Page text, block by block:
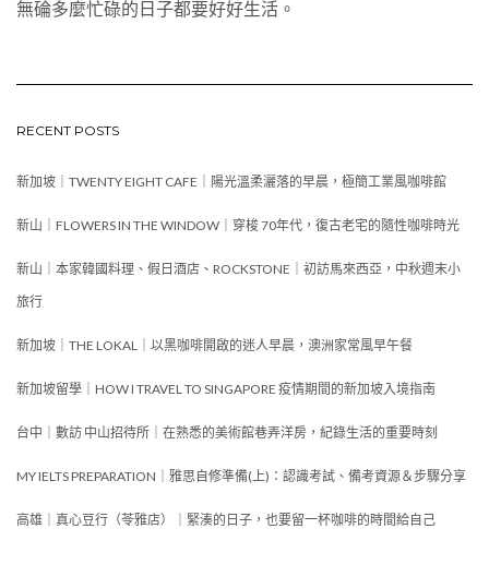
無碖多麼忙碌的日子都要好好生活。
RECENT POSTS
新加坡｜TWENTY EIGHT CAFE｜陽光溫柔灑落的早晨，極簡工業風咖啡館
新山｜FLOWERS IN THE WINDOW｜穿梭 70年代，復古老宅的隨性咖啡時光
新山｜本家韓國料理、假日酒店、ROCKSTONE｜初訪馬來西亞，中秋週末小
旅行
新加坡｜THE LOKAL｜以黑咖啡開啟的迷人早晨，澳洲家常風早午餐
新加坡留學｜HOW I TRAVEL TO SINGAPORE 疫情期間的新加坡入境指南
台中｜數訪 中山招待所｜在熟悉的美術館巷弄洋房，紀錄生活的重要時刻
MY IELTS PREPARATION｜雅思自修準備(上)：認識考試、備考資源＆步驟分享
高雄｜真心豆行（苓雅店）｜緊湊的日子，也要留一杯咖啡的時間給自己